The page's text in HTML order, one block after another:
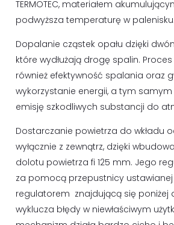
TERMOTEC, materiałem
podwyższa temperaturę w palenisku.
Dopalanie cząstek opału dzięki
które wydłużają drogę spalin.
również efektywność spalania oraz
wykorzystanie energii, a tym
emisję szkodliwych substancji do
Dostarczanie powietrza do wkładu
wyłącznie z zewnątrz, dzięki
dolotu powietrza fi 125 mm. Jego
za pomocą przepustnicy
regulatorem znajdującą się poniżej
wyklucza błędy w niewłaściwym